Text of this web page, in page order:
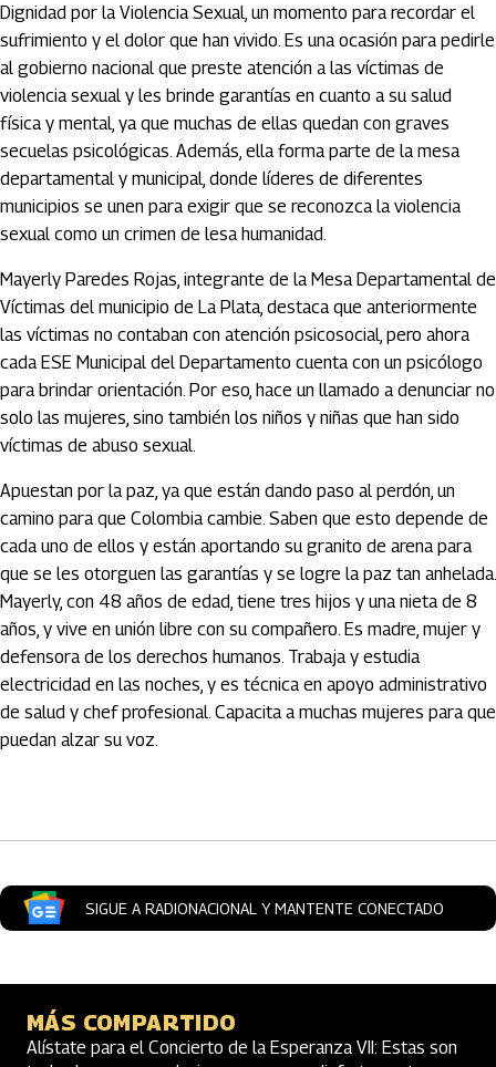
Dignidad por la Violencia Sexual, un momento para recordar el
sufrimiento y el dolor que han vivido. Es una ocasión para pedirle
al gobierno nacional que preste atención a las víctimas de
violencia sexual y les brinde garantías en cuanto a su salud
física y mental, ya que muchas de ellas quedan con graves
secuelas psicológicas. Además, ella forma parte de la mesa
departamental y municipal, donde líderes de diferentes
municipios se unen para exigir que se reconozca la violencia
sexual como un crimen de lesa humanidad.
Mayerly Paredes Rojas, integrante de la Mesa Departamental de
Víctimas del municipio de La Plata, destaca que anteriormente
las víctimas no contaban con atención psicosocial, pero ahora
cada ESE Municipal del Departamento cuenta con un psicólogo
para brindar orientación. Por eso, hace un llamado a denunciar no
solo las mujeres, sino también los niños y niñas que han sido
víctimas de abuso sexual.
Apuestan por la paz, ya que están dando paso al perdón, un
camino para que Colombia cambie. Saben que esto depende de
cada uno de ellos y están aportando su granito de arena para
que se les otorguen las garantías y se logre la paz tan anhelada.
Mayerly, con 48 años de edad, tiene tres hijos y una nieta de 8
años, y vive en unión libre con su compañero. Es madre, mujer y
defensora de los derechos humanos. Trabaja y estudia
electricidad en las noches, y es técnica en apoyo administrativo
de salud y chef profesional. Capacita a muchas mujeres para que
puedan alzar su voz.
SIGUE A RADIONACIONAL Y MANTENTE CONECTADO
MÁS COMPARTIDO
Alístate para el Concierto de la Esperanza VII: Estas son